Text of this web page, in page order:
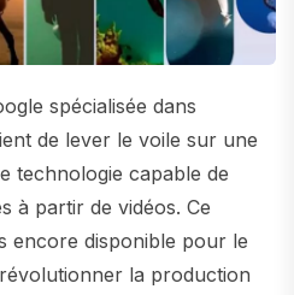
spécialisée dans
de lever le voile sur une
technologie capable de
à partir de vidéos. Ce
encore disponible pour le
la production